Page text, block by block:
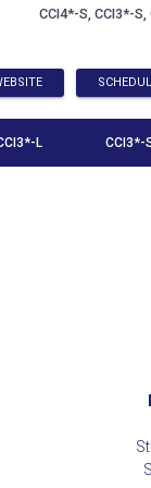
CCI4*-S, CCI3*-S,
L CCI3*-